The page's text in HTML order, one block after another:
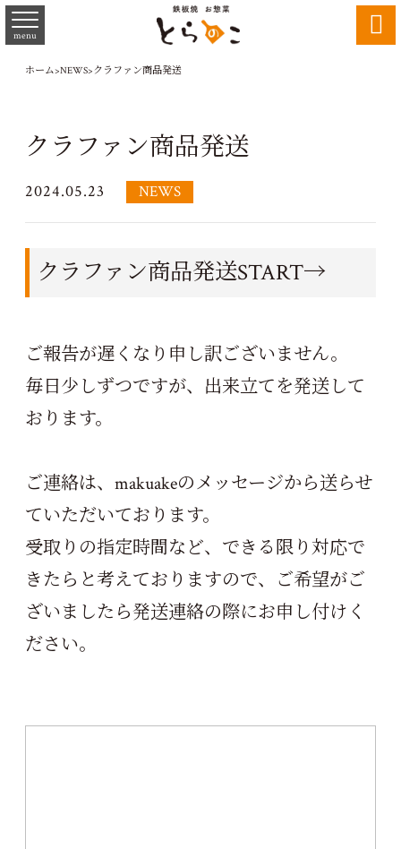
menu 
ホーム>NEWS>クラファン商品発送
クラファン商品発送
2024.05.23 NEWS
クラファン商品発送START→
ご報告が遅くなり申し訳ございません。
毎日少しずつですが、出来立てを発送して
おります。
ご連絡は、makuakeのメッセージから送らせ
ていただいております。
受取りの指定時間など、できる限り対応で
きたらと考えておりますので、ご希望がご
ざいましたら発送連絡の際にお申し付けく
ださい。